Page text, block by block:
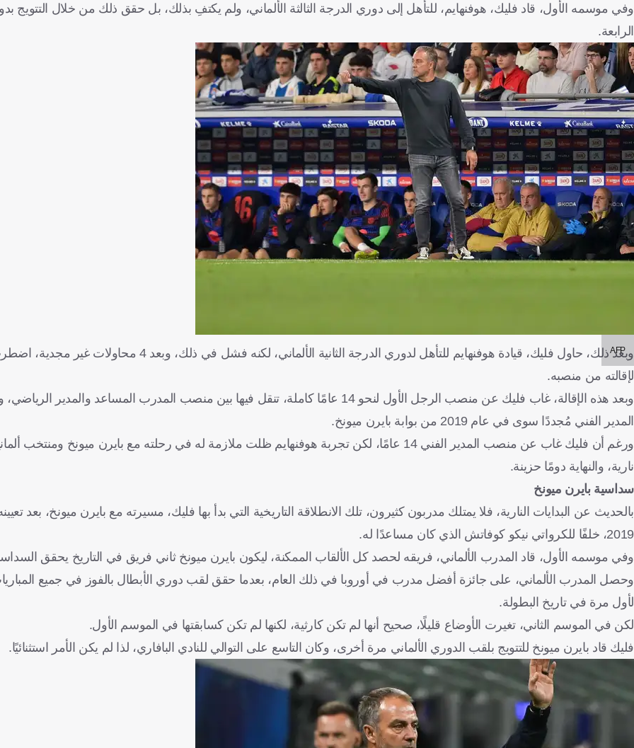
وفي موسمه الأول، قاد فليك، هوفنهايم، للتأهل إلى دوري الدرجة الثالثة الألماني، ولم يكتفِ بذلك، بل حقق ذلك من خلال التتويج
الرابعة.
AFP
وبعد ذلك، حاول فليك، قيادة هوفنهايم للتأهل لدوري الدرجة الثانية الألماني، لكنه فشل في
لإقالته من منصبه.
وبعد هذه الإقالة، غاب فليك عن منصب الرجل الأول لنحو 14 عامًا كاملة، تنقل فيها بين منصب المدرب المساعد
المدير الفني مُجددًا سوى في عام 2019 من بوابة بايرن ميونخ.
ورغم أن فليك غاب عن منصب المدير الفني 14 عامًا، لكن تجربة هوفنهايم ظلت ملازمة له في رحلته مع بايرن ميونخ ومنتخب
نارية، والنهاية دومًا حزينة.
سداسية بايرن ميونخ
بالحديث عن البدايات النارية، فلا يمتلك مدربون كثيرون، تلك الانطلاقة التاريخية التي بدأ بها فليك، مسيرته مع بايرن ميونخ، بعد
2019، خلفًا للكرواتي نيكو كوفاتش الذي كان مساعدًا له.
وفي موسمه الأول، قاد المدرب الألماني، فريقه لحصد كل الألقاب الممكنة، ليكون بايرن ميونخ ثاني فريق في التاريخ يحقق
وحصل المدرب الألماني، على جائزة أفضل مدرب في أوروبا في ذلك العام، بعدما حقق لقب دوري الأبطال بالفوز في جميع
لأول مرة في تاريخ البطولة.
لكن في الموسم الثاني، تغيرت الأوضاع قليلًا، صحيح أنها لم تكن كارثية، لكنها لم تكن كسابقتها في الموسم الأول.
فليك قاد بايرن ميونخ للتتويج بلقب الدوري الألماني مرة أخرى، وكان التاسع على التوالي للنادي البافاري، لذا لم يكن الأمر استثنائيًا.